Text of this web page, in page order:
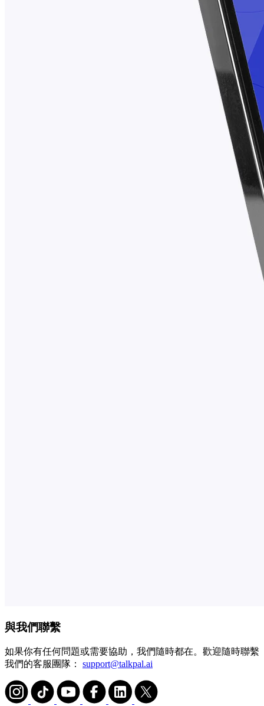
與我們聯繫
如果你有任何問題或需要協助，我們隨時都在。歡迎隨時聯繫
我們的客服團隊： support@talkpal.ai